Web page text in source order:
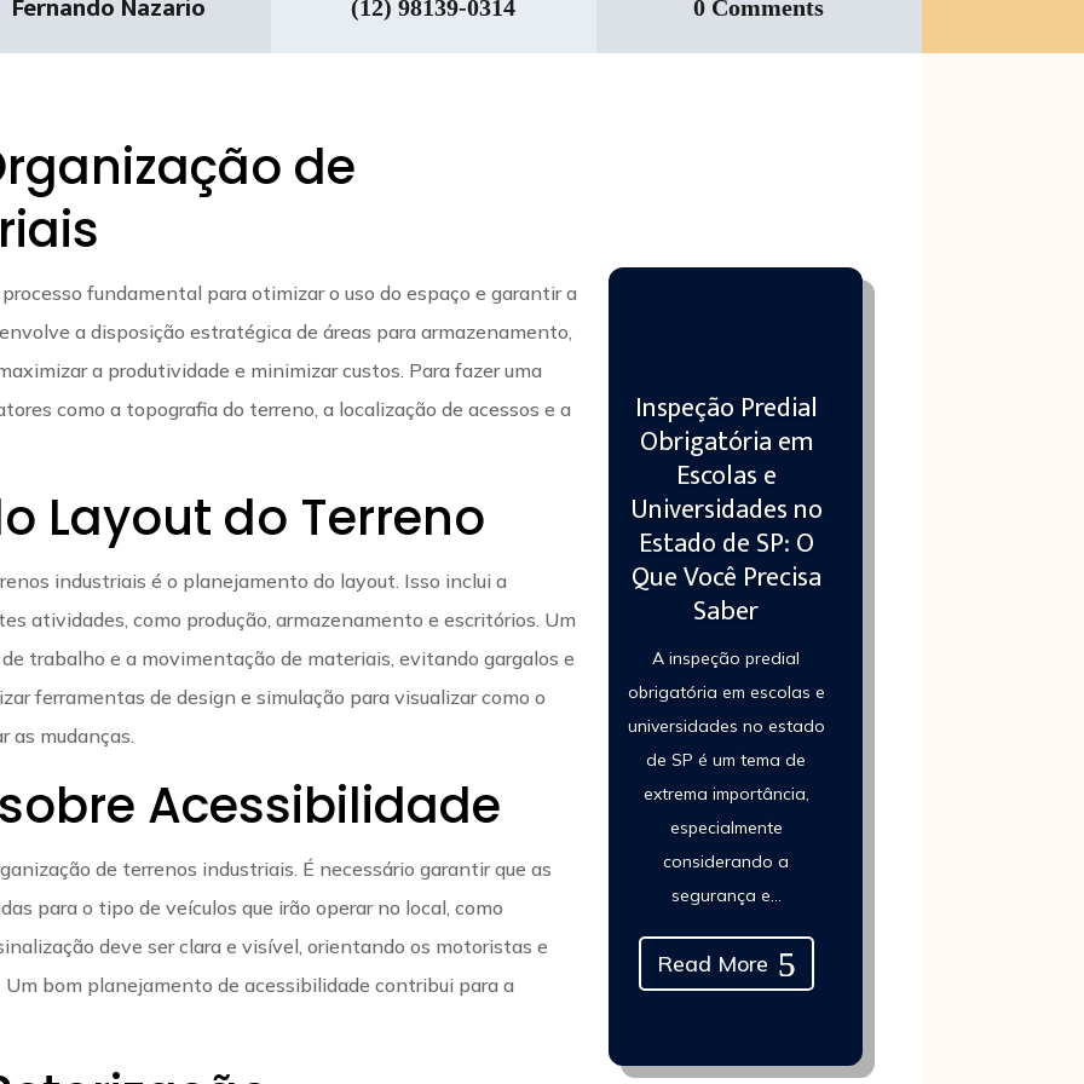
(12) 98139-0314 0 Comments
de
fundamental para otimizar o uso do espaço e garantir a
a disposição estratégica de áreas para armazenamento,
a produtividade e minimizar custos. Para fazer uma
como a topografia do terreno, a localização de acessos e a
Layout do Terreno
industriais é o planejamento do layout. Isso inclui a
atividades, como produção, armazenamento e escritórios. Um
trabalho e a movimentação de materiais, evitando gargalos e
ferramentas de design e simulação para visualizar como o
mudanças.
Acessibilidade
de terrenos industriais. É necessário garantir que as
para o tipo de veículos que irão operar no local, como
deve ser clara e visível, orientando os motoristas e
bom planejamento de acessibilidade contribui para a
Inspeção Predial
Obrigatória em
Escolas e
Universidades no
Estado de SP: O
Que Você Precisa
Saber
A inspeção predial
obrigatória em escolas e
universidades no estado
de SP é um tema de
extrema importância,
especialmente
considerando a
segurança e...
Read More